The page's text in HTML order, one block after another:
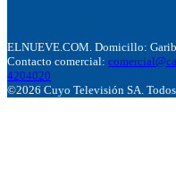
ELNUEVE.COM. Domicillo:
Contacto comercial:
4204020
©2026 Cuyo Televisión SA. Todos